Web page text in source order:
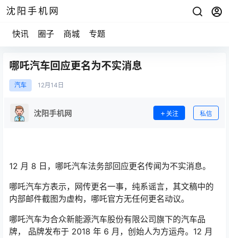
沈阳手机网
快讯 圈子 商城 专题
哪吒汽车回应更名为不实消息
汽车 12月 14日
沈阳手机网 关注 私信
12 月 8 日，哪吒汽车法务部回应更名传闻为不实消息。
哪吒汽车方表示，网传更名一事，纯系谣言，其文稿中的
内部邮件截图为虚构，哪吒官方无任何更名动议。
哪吒汽车为合众新能源汽车股份有限公司旗下的汽车品
牌， 品牌发布于 2018 年 6 月，创始人为方运舟。12 月